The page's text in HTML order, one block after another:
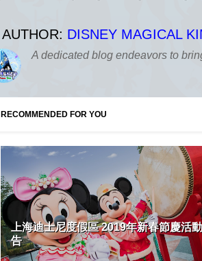
AUTHOR: DISNEY MAGICAL
A dedicated blog endeavors to
RECOMMENDED FOR YOU
上海迪士尼度假區 2019年新春節慶活
告